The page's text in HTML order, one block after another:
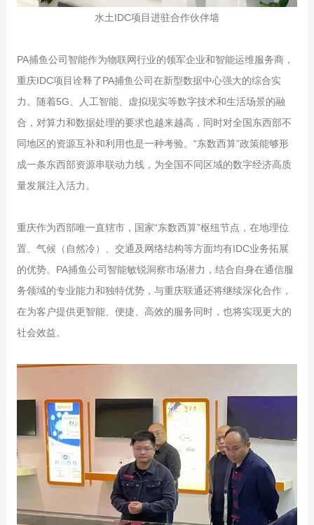
水土IDC项目进驻合作伙伴墙
PA捕鱼公司智能作为物联网行业的领军企业和智能运维服务商，
重庆IDC项目诠释了PA捕鱼公司在新型数据中心强大的综合实
力。随着5G、人工智能、虚拟现实等数字技术和生活场景的融
合，对算力和数据处理的要求也越来越高，同时对全国东西部不
同地区的资源互补和利用也是一种考验。“东数西算”政策能够形
成一条东西部资源串联动力线，为全国不同区域的数字经济高质
量发展注入活力。
重庆作为西部唯一直辖市，国家“东数西算”枢纽节点，在地理位
置、气候（自然冷）、交通及网络结构等方面均有IDC业务拓展
的优势。PA捕鱼公司智能敏锐洞察市场潜力，结合自身在通信服
务领域的专业能力和独特优势，与重庆联通还将继续深化合作，
在为客户提供更智能、便捷、高效的服务同时，也将实现更大的
社会效益。